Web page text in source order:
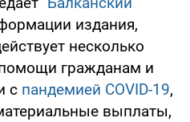
издания,
несколько
гражданам и
с пандемией COVID-19,
выплаты,